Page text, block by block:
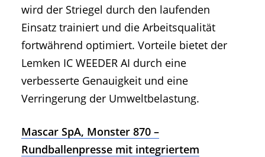
wird der Striegel durch den laufenden
Einsatz trainiert und die Arbeitsqualität
fortwährend optimiert. Vorteile bietet der
Lemken IC WEEDER AI durch eine
verbesserte Genauigkeit und eine
Verringerung der Umweltbelastung.
Mascar SpA, Monster 870 –
Rundballenpresse mit integriertem